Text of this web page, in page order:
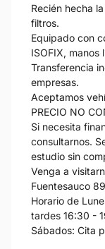
Recién hecha
filtros.
Equipado con
ISOFIX, manos
Transferencia
empresas.
Aceptamos
PRECIO NO
Si necesita
consultarnos.
estudio sin
Venga a
Fuentesauco
Horario de
tardes 16:30 -
Sábados: Cita